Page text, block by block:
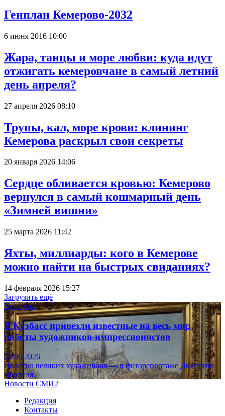
Генплан Кемерово-2032
6 июня 2016 10:00
Жара, танцы и море любви: куда идут
отжигать кемеровчане в самый летний
день апреля?
27 апреля 2026 08:10
Трупы, кал, море крови: клининг
Кемерова раскрыл свои секреты
20 января 2026 14:06
Сердце обливается кровью: Кемерово
вернулся в самый кошмарный день
«Зимней вишни»
25 марта 2026 11:42
Яхты, миллиарды: кого в Кемерове
можно найти на быстрых свиданиях?
14 февраля 2026 15:27
Загрузить ещё
Культура
В Кузбасс привезли известные на весь мир
работы художников-импрессионистов
23.06.2026
Полотна великих художников — в фоторепортаже Дмитрия
Верфеля.
Новости СМИ2
Редакция
Контакты